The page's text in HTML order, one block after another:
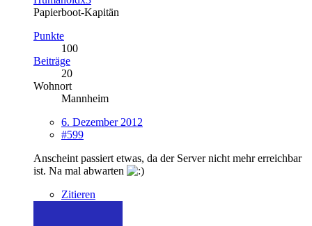
Papierboot-Kapitän
Punkte
100
Beiträge
20
Wohnort
Mannheim
6. Dezember 2012
#599
Anscheint passiert etwas, da der Server nicht mehr erreichbar
ist. Na mal abwarten
Zitieren